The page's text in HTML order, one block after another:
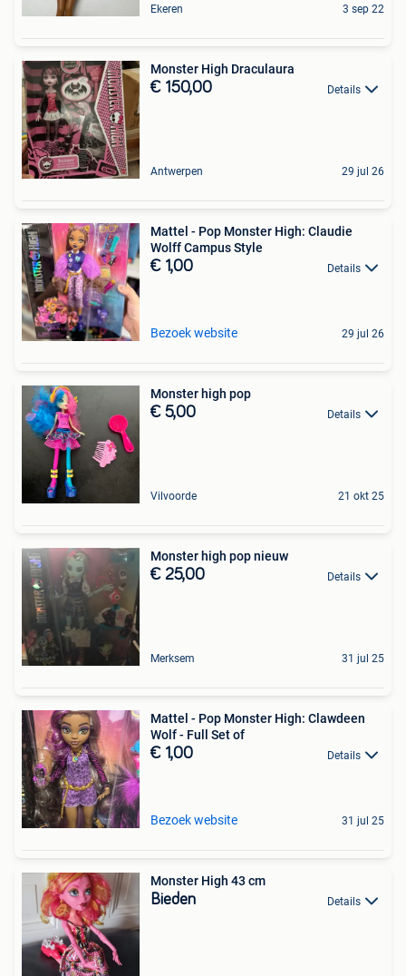
Ekeren 3 sep 22
Monster High Draculaura
€ 150,00 Details
Antwerpen 29 jul 26
Mattel - Pop Monster High: Claudie
Wolff Campus Style
€ 1,00 Details
Bezoek website 29 jul 26
Monster high pop
€ 5,00 Details
Vilvoorde 21 okt 25
Monster high pop nieuw
€ 25,00 Details
Merksem 31 jul 25
Mattel - Pop Monster High: Clawdeen
Wolf - Full Set of
€ 1,00 Details
Bezoek website 31 jul 25
Monster High 43 cm
Bieden Details